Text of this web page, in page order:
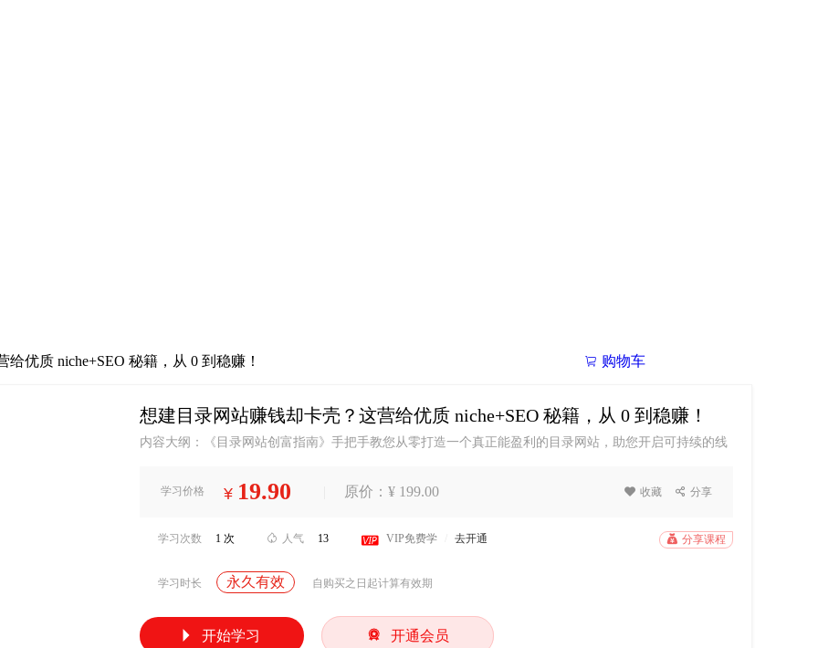
 购物车
优质 niche+SEO 秘籍，从 0 到稳赚！
想建目录网站赚钱却卡壳？这营给优质 niche+SEO 秘籍，从 0 到稳赚！
内容大纲：《目录网站创富指南》手把手教您从零打造一个真正能盈利的目录网站，助您开启可持续的线
SEO深度诊断——专业优化建议，提升目录网站表现核心学习资源包——《目录创意手册》、《目录SEO
精要》及未来所有更新课程您将系统掌握从零搭建目录网站、优化搜索排名到实现稳定收益的完整技能，
学习价格 ¥ 19.90 原价：¥ 199.00  收藏  分享
学习次数 1 次  人气 13  VIP免费学 去开通  分享课程
学习时长 永久有效 自购买之日起计算有效期
 开始学习  开通会员